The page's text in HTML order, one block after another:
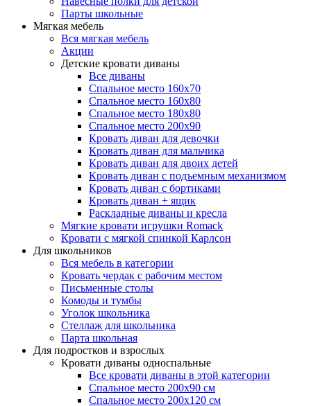
Парты школьные
Мягкая мебель
Вся мягкая мебель
Акции
Детские кровати диваны
Все диваны
Спальное место 160х70
Спальное место 160х80
Спальное место 180х80
Спальное место 200х90
Кровать диван для девочки
Кровать диван для мальчика
Кровать диван для двоих детей
Кровать диван с подъемным механизмом
Кровать диван с бортиками
Кровать диван + ящик
Раскладные диваны и кресла
Мягкие кровати игрушки Romack
Кровати с мягкой спинкой Карлсон
Для школьников
Вся мебель в категории
Кровать чердак с рабочим местом
Письменные столы
Комоды и тумбы
Уголок школьника
Стеллаж для школьника
Парта школьная
Для подростков и взрослых
Кровати диваны односпальные
Все кровати диваны в этой категории
Спальное место 200х90 см
Спальное место 200х120 см